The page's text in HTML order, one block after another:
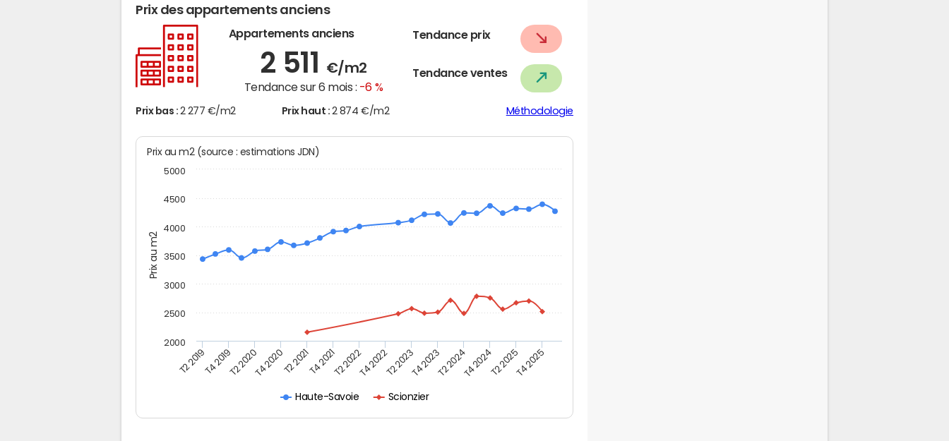
Prix des appartements anciens
Appartements anciens
2 511 €/m2
Tendance sur 6 mois : -6 %
Tendance prix
Tendance ventes
Prix bas : 2 277 €/m2 Prix haut : 2 874 €/m2 Méthodologie
Prix au m2
Prix au m2 (source : estimations JDN)
Haute-Savoie Scionzier
T2 2019T4 2019T2 2020T4 2020T2 2021T4 2021T2 2022T4 2022T2 2023T4 2023T2 2024T4 2024T2 2025T4 2025
2000
2500
3000
3500
4000
4500
5000